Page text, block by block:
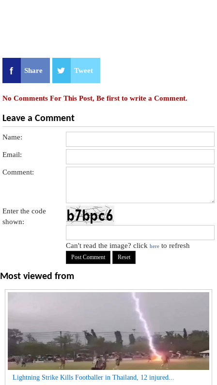
Share Tweet
No Comments For This Post, Be first to write a Comment.
Leave a Comment
Name:
Email:
Comment:
Enter the code
shown:
Can't read the image? clickhere to refresh
Most viewed from
Lightning Strike Kills Footballer in Thailand, 12 injured...